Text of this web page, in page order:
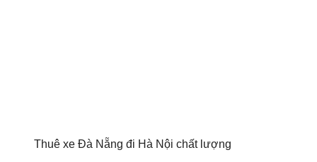
Thuê xe Đà Nẵng đi Hà Nội chất lượng